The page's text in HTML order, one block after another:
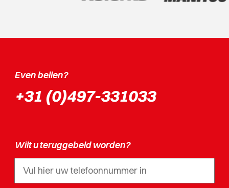
Even bellen?
+31 (0)497-331033
Wilt u teruggebeld worden?